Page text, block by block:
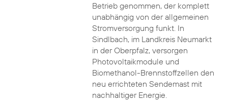
Betrieb genommen, der komplett
unabhängig von der allgemeinen
Stromversorgung funkt. In
Sindlbach, im Landkreis Neumarkt
in der Oberpfalz, versorgen
Photovoltaikmodule und
Biomethanol-Brennstoffzellen den
neu errichteten Sendemast mit
nachhaltiger Energie.